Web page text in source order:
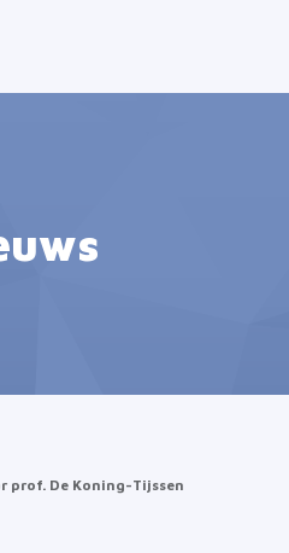
prof. De Koning-Tijssen